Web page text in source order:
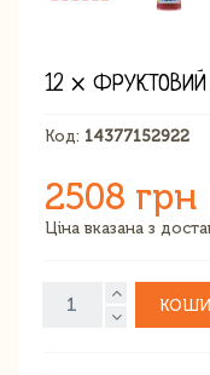
12 × ФРУКТОВИЙ
Код: 14377152922
2508 грн
Ціна вказана з